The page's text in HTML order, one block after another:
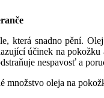
která snadno pění.
účinek na
nespavosť a
množstvo oleja na